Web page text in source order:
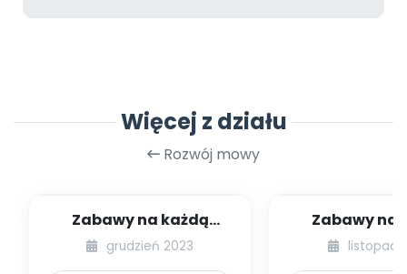
Więcej z działu
Rozwój mowy
Zabawy na każdą
okazję. Pingwinkowe
zabawy zimowe
grudzień 2023
Zabawy na
okazję.listopad